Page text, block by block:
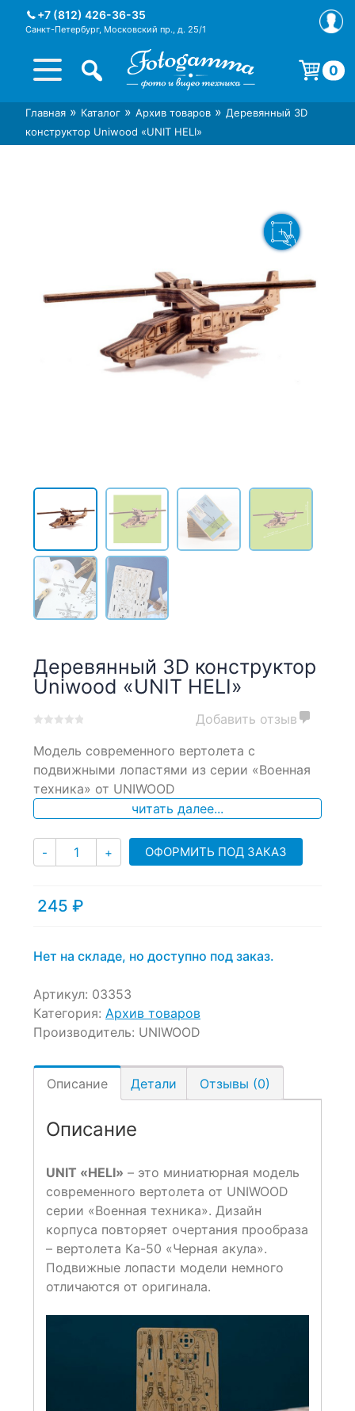
+7 (812) 426-36-35
Санкт-Петербург, Московский пр., д. 25/1
Интернет-магазин фототехники
Foto-Gamma в СПб
Магазин фотоаксессуаров foto-
gamma.ru
0
Корзина пуста.
Главная » Каталог » Архив товаров » Деревянный 3D
конструктор Uniwood «UNIT HELI»
Деревянный 3D конструктор
Uniwood «UNIT HELI»
out
based
on
Добавить отзыв
Модель современного вертолета с
подвижными лопастями из серии «Военная
техника» от UNIWOOD
читать далее...
- Количество
+ ОФОРМИТЬ ПОД ЗАКАЗ
245 ₽
Нет на складе, но доступно под заказ.
Артикул: 03353
Категория: Архив товаров
Производитель: UNIWOOD
Описание Детали Отзывы (0)
Описание
UNIT «HELI» – это миниатюрная модель
современного вертолета от UNIWOOD
серии «Военная техника». Дизайн
корпуса повторяет очертания прообраза
– вертолета Ка-50 «Черная акула».
Подвижные лопасти модели немного
отличаются от оригинала.